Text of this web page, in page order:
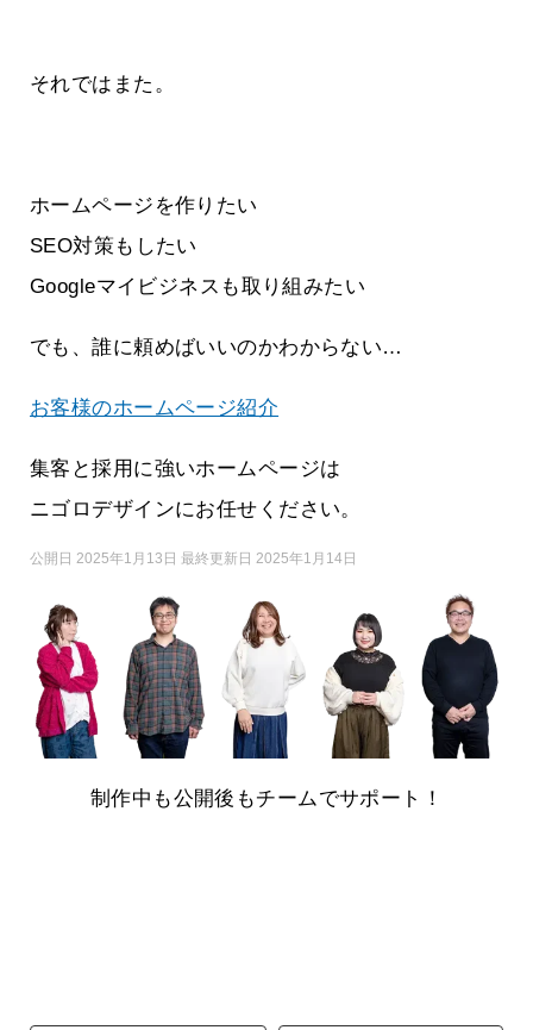
それではまた。
ホームページを作りたい
SEO対策もしたい
Googleマイビジネスも取り組みたい
でも、誰に頼めばいいのかわからない…
お客様のホームページ紹介
集客と採用に強いホームページは
ニゴロデザインにお任せください。
公開日 2025年1月13日 最終更新日 2025年1月14日
制作中も公開後もチームでサポート！